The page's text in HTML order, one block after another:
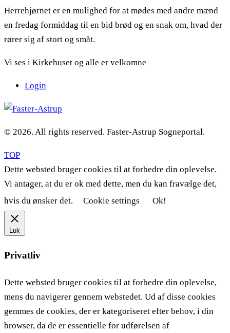
Herrehjørnet er en mulighed for at mødes med andre mænd
en fredag formiddag til en bid brød og en snak om, hvad der
rører sig af stort og småt.
Vi ses i Kirkehuset og alle er velkomne
Login
© 2026. All rights reserved. Faster-Astrup Sogneportal.
TOP
Dette websted bruger cookies til at forbedre din oplevelse.
Vi antager, at du er ok med dette, men du kan fravælge det,
hvis du ønsker det.
Cookie settings Ok!
Luk
Privatliv
Dette websted bruger cookies til at forbedre din oplevelse,
mens du navigerer gennem webstedet. Ud af disse cookies
gemmes de cookies, der er kategoriseret efter behov, i din
browser, da de er essentielle for udførelsen af ​​